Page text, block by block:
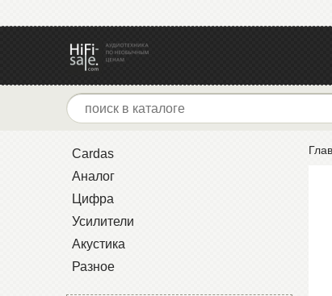
Cardas
Аналог
Цифра
Усилители
Акустика
Разное